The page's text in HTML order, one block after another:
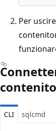
Per
CLI sqlcmd